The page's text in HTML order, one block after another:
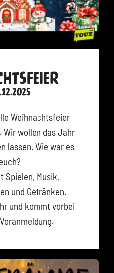
Weihnachtsfeier
Wir wollen das Jahr
lassen. Wie war es
Spielen, Musik,
und Getränken.
und kommt vorbei!